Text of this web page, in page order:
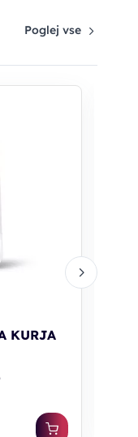
Poglej vse
KURJA